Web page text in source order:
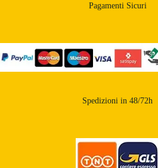
Pagamenti Sicuri
Spedizioni in 48/72h